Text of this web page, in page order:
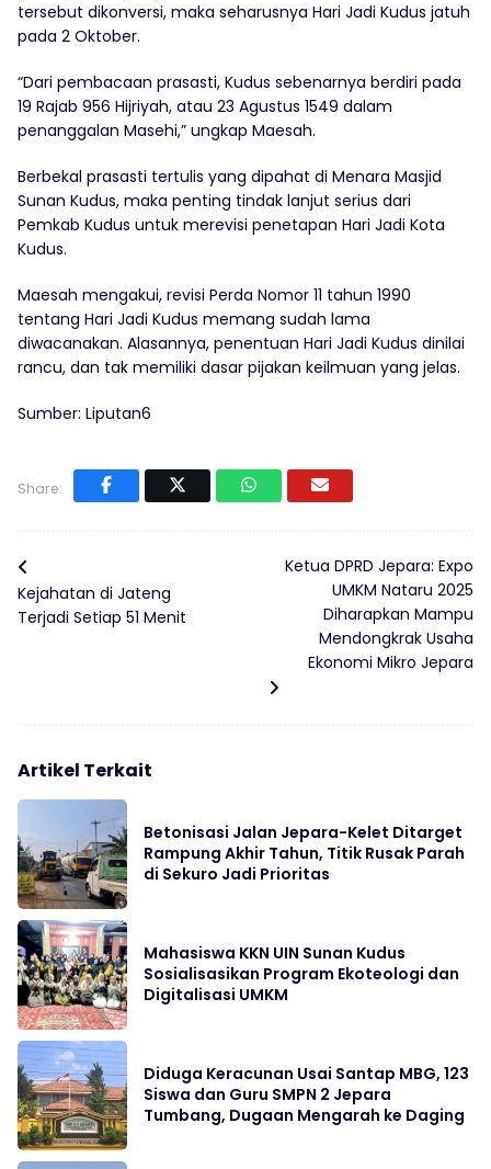
tersebut dikonversi, maka seharusnya Hari Jadi Kudus jatuh
pada 2 Oktober.
“Dari pembacaan prasasti, Kudus sebenarnya berdiri pada
19 Rajab 956 Hijriyah, atau 23 Agustus 1549 dalam
penanggalan Masehi,” ungkap Maesah.
Berbekal prasasti tertulis yang dipahat di Menara Masjid
Sunan Kudus, maka penting tindak lanjut serius dari
Pemkab Kudus untuk merevisi penetapan Hari Jadi Kota
Kudus.
Maesah mengakui, revisi Perda Nomor 11 tahun 1990
tentang Hari Jadi Kudus memang sudah lama
diwacanakan. Alasannya, penentuan Hari Jadi Kudus dinilai
rancu, dan tak memiliki dasar pijakan keilmuan yang jelas.
Sumber: Liputan6
Share:
Kejahatan di Jateng
Terjadi Setiap 51 Menit
Ketua DPRD Jepara: Expo
UMKM Nataru 2025
Diharapkan Mampu
Mendongkrak Usaha
Ekonomi Mikro Jepara
Artikel Terkait
Betonisasi Jalan Jepara-Kelet Ditarget
Rampung Akhir Tahun, Titik Rusak Parah
di Sekuro Jadi Prioritas
Mahasiswa KKN UIN Sunan Kudus
Sosialisasikan Program Ekoteologi dan
Digitalisasi UMKM
Diduga Keracunan Usai Santap MBG, 123
Siswa dan Guru SMPN 2 Jepara
Tumbang, Dugaan Mengarah ke Daging